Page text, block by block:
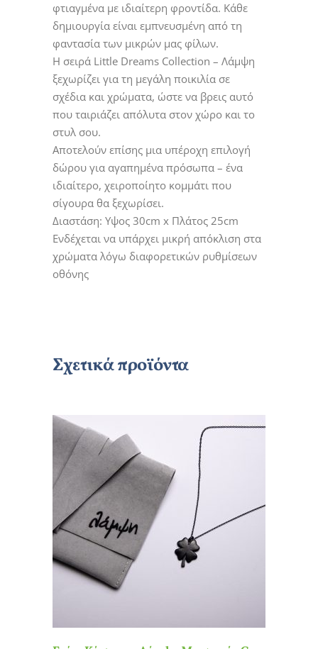
φτιαγμένα με ιδιαίτερη φροντίδα. Κάθε
δημιουργία είναι εμπνευσμένη από τη
φαντασία των μικρών μας φίλων.
Η σειρά Little Dreams Collection – Λάμψη
ξεχωρίζει για τη μεγάλη ποικιλία σε
σχέδια και χρώματα, ώστε να βρεις αυτό
που ταιριάζει απόλυτα στον χώρο και το
στυλ σου.
Αποτελούν επίσης μια υπέροχη επιλογή
δώρου για αγαπημένα πρόσωπα – ένα
ιδιαίτερο, χειροποίητο κομμάτι που
σίγουρα θα ξεχωρίσει.
Διαστάση: Υψος 30cm x Πλάτος 25cm
Ενδέχεται να υπάρχει μικρή απόκλιση στα
χρώματα λόγω διαφορετικών ρυθμίσεων
οθόνης
Σχετικά προϊόντα